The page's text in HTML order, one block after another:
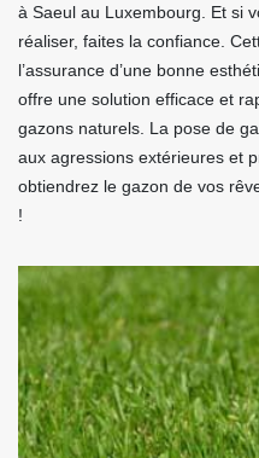
à Saeul au Luxembourg. Et si
réaliser, faites la confiance.
l’assurance d’une bonne
offre une solution efficace et
gazons naturels. La pose de
aux agressions extérieures et
obtiendrez le gazon de vos
!